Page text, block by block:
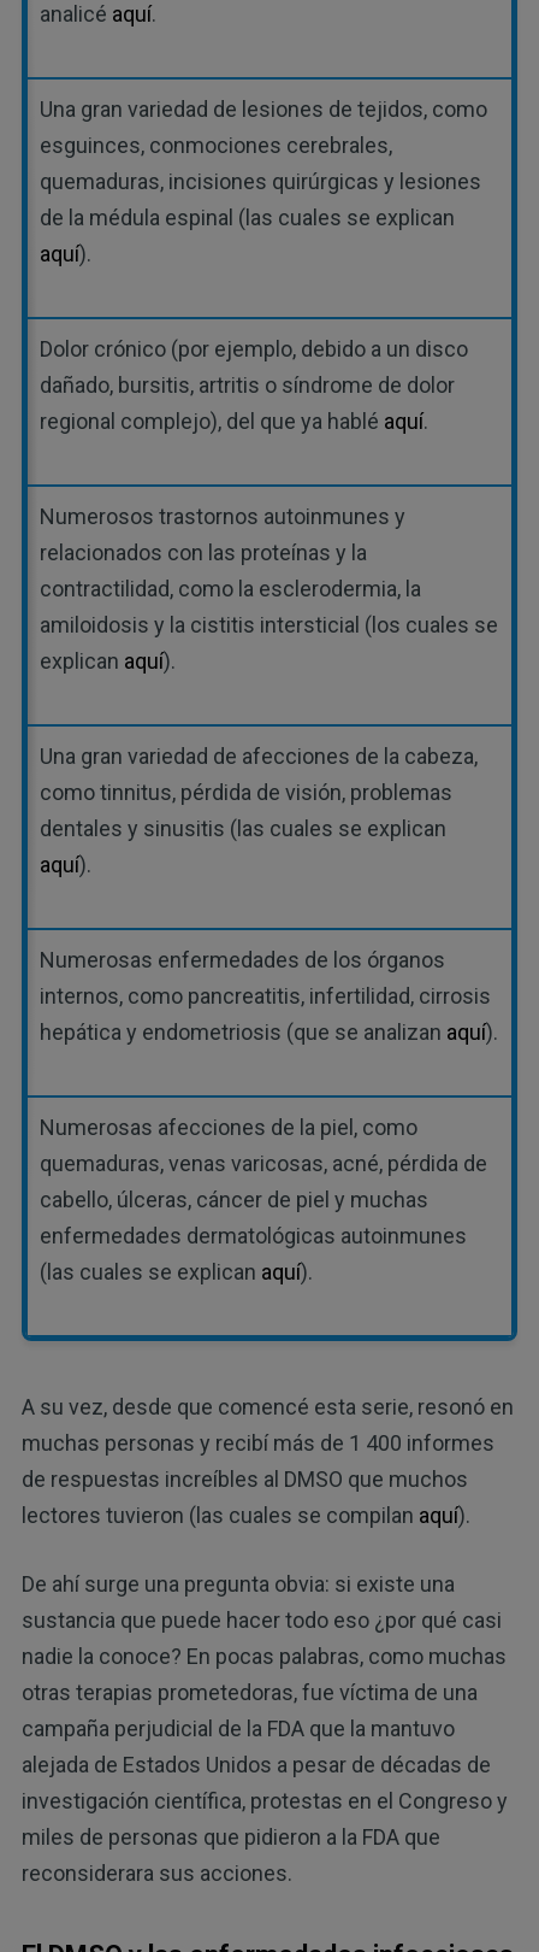
analicé aquí.
Una gran variedad de lesiones de tejidos, como
esguinces, conmociones cerebrales,
quemaduras, incisiones quirúrgicas y lesiones
de la médula espinal (las cuales se explican
aquí).
Dolor crónico (por ejemplo, debido a un disco
dañado, bursitis, artritis o síndrome de dolor
regional complejo), del que ya hablé aquí.
Numerosos trastornos autoinmunes y
relacionados con las proteínas y la
contractilidad, como la esclerodermia, la
amiloidosis y la cistitis intersticial (los cuales se
explican aquí).
Una gran variedad de afecciones de la cabeza,
como tinnitus, pérdida de visión, problemas
dentales y sinusitis (las cuales se explican
aquí).
Numerosas enfermedades de los órganos
internos, como pancreatitis, infertilidad, cirrosis
hepática y endometriosis (que se analizan aquí).
Numerosas afecciones de la piel, como
quemaduras, venas varicosas, acné, pérdida de
cabello, úlceras, cáncer de piel y muchas
enfermedades dermatológicas autoinmunes
(las cuales se explican aquí).
A su vez, desde que comencé esta serie, resonó en
muchas personas y recibí más de 1 400 informes
de respuestas increíbles al DMSO que muchos
lectores tuvieron (las cuales se compilan aquí).
De ahí surge una pregunta obvia: si existe una
sustancia que puede hacer todo eso ¿por qué casi
nadie la conoce? En pocas palabras, como muchas
otras terapias prometedoras, fue víctima de una
campaña perjudicial de la FDA que la mantuvo
alejada de Estados Unidos a pesar de décadas de
investigación científica, protestas en el Congreso y
miles de personas que pidieron a la FDA que
reconsiderara sus acciones.